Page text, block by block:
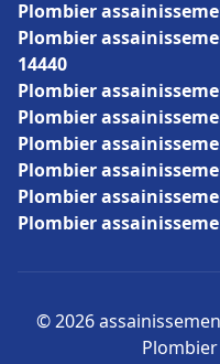
Plombier
Plombier
14440
Plombier
Plombier
Plombier
Plombier
Plombier
Plombier
© 2026